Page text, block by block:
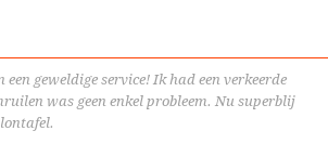
een geweldige service! Ik had een verkeerde
was geen enkel probleem. Nu superblij